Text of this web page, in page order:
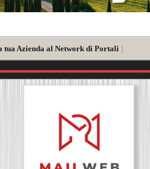
tua Azienda al Network di Portali ]